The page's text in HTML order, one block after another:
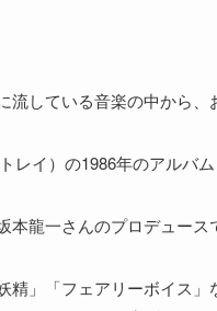
している音楽の中から、
レイ）の1986年のアルバム
龍一さんのプロデュース
精」「フェアリーボイス